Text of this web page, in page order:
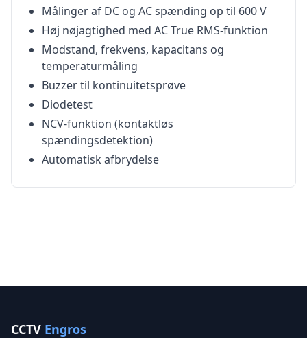
Målinger af DC og AC spænding op til 600 V
Høj nøjagtighed med AC True RMS-funktion
Modstand, frekvens, kapacitans og
temperaturmåling
Buzzer til kontinuitetsprøve
Diodetest
NCV-funktion (kontaktløs
spændingsdetektion)
Automatisk afbrydelse
CCTV Engros